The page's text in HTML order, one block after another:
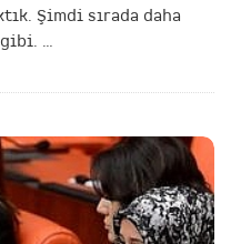
Şimdi sırada daha